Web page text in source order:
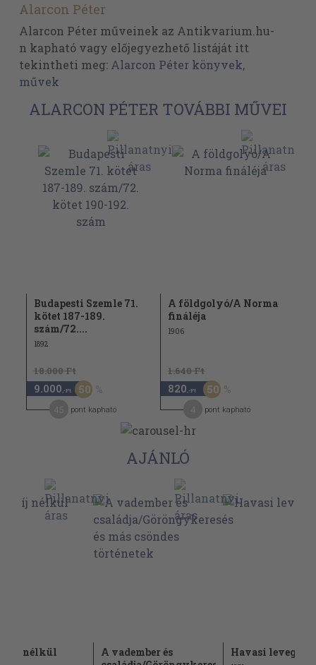
Alarcon Péter
Alarcon Péter műveinek az Antikvarium.hu-
n kapható vagy előjegyezhető listáját itt
tekintheti meg: Alarcon Péter könyvek,
művek
ALARCON PÉTER TOVÁBBI MŰVEI
Budapesti Szemle 71.
kötet 187-189.
szám/72....
1892
18.000 Ft
9.000 ,-Ft 50
pont kapható
A földgolyó/A Norma
fináléja
1906
1.640 Ft
820 ,-Ft 50
pont kapható
AJÁNLÓ
nélkül
A vadember és
Havasi levegőn